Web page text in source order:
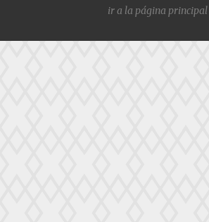
ir a la página principal